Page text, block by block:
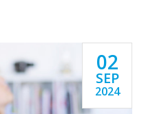
02
SEP
2024